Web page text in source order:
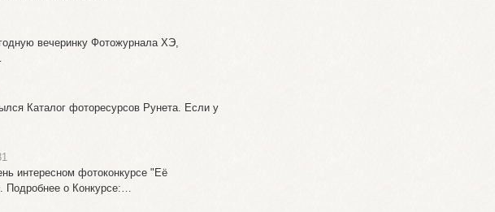
вечеринку Фотожурнала ХЭ,
Каталог фоторесурсов Рунета. Если у
интересном фотоконкурсе "Её
Подробнее о Конкурсе:…